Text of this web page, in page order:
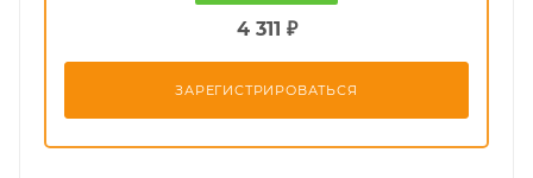
4 311 ₽
ЗАРЕГИСТРИРОВАТЬСЯ